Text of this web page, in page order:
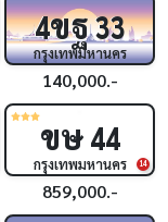
4ขฐ33
กรุงเทพมหานคร
140,000.-
14
ขษ44
กรุงเทพมหานคร
859,000.-